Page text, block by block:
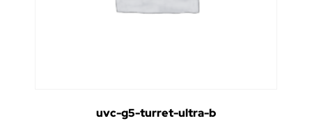
uvc-g5-turret-ultra-b